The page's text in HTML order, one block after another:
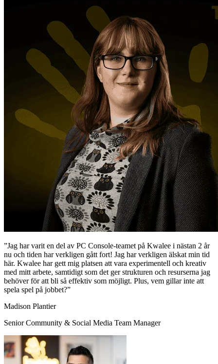
”Jag har varit en del av PC Console-teamet på Kwalee i nästan 2 år
nu och tiden har verkligen gått fort! Jag har verkligen älskat min tid
här. Kwalee har gett mig platsen att vara experimentell och kreativ
med mitt arbete, samtidigt som det ger strukturen och resurserna jag
behöver för att bli så effektiv som möjligt. Plus, vem gillar inte att
spela spel på jobbet?”
Madison Plantier
Senior Community & Social Media Team Manager